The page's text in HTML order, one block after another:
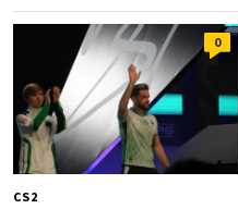
0
CS2